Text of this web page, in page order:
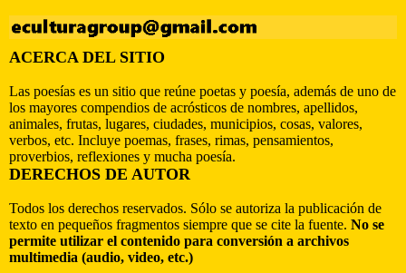
ACERCA DEL SITIO
Las poesías es un sitio que reúne poetas y poesía, además de uno de
los mayores compendios de acrósticos de nombres, apellidos,
animales, frutas, lugares, ciudades, municipios, cosas, valores,
verbos, etc. Incluye poemas, frases, rimas, pensamientos,
proverbios, reflexiones y mucha poesía.
DERECHOS DE AUTOR
Todos los derechos reservados. Sólo se autoriza la publicación de
texto en pequeños fragmentos siempre que se cite la fuente. No se
permite utilizar el contenido para conversión a archivos
multimedia (audio, video, etc.)